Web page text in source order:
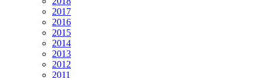
2017
2016
2015
2014
2013
2012
2011